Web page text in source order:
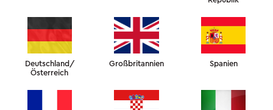
GLEICHZEITIG
IHRE HAUT PFLEGEN
WACHEN SIE STRAHLEND AUF
Deutschland/
Österreich
Großbritannien Spanien